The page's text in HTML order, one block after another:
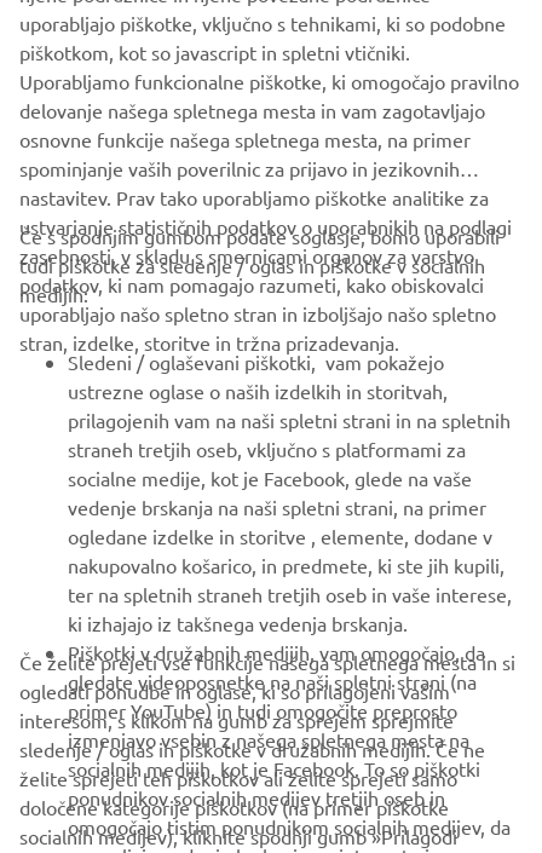
1 13
URADNA SPLETNA STRAN CAPELLI
PODJETJA
ZA PODJETJA
VEČ YAMAHA
PODPORA
GLASILO
Med prvimi prejmite novice o najnovejših ponudbah, posebnih
dogodkih, novih izdajah in še veliko več
NAROČI SE
Preberite našo Politiko zasebnosti, da izveste, kako obdelujemo
vaše osebne podatke: Pravilnik o Zasebnosti
uporabljajo piškotke, vključno s tehnikami, ki so podobne
piškotkom, kot so javascript in spletni vtičniki.
Uporabljamo funkcionalne piškotke, ki omogočajo pravilno
delovanje našega spletnega mesta in vam zagotavljajo
osnovne funkcije našega spletnega mesta, na primer
spominjanje vaših poverilnic za prijavo in jezikovnih
nastavitev. Prav tako uporabljamo piškotke analitike za
ustvarjanje statističnih podatkov o uporabnikih na podlagi
zasebnosti, v skladu s smernicami organov za varstvo
podatkov, ki nam pomagajo razumeti, kako obiskovalci
uporabljajo našo spletno stran in izboljšajo našo spletno
stran, izdelke, storitve in tržna prizadevanja.
Če s spodnjim gumbom podate soglasje, bomo uporabili
tudi piškotke za sledenje / oglas in piškotke v socialnih
medijih:
Sledeni / oglaševani piškotki, vam pokažejo
ustrezne oglase o naših izdelkih in storitvah,
prilagojenih vam na naši spletni strani in na spletnih
straneh tretjih oseb, vključno s platformami za
socialne medije, kot je Facebook, glede na vaše
vedenje brskanja na naši spletni strani, na primer
ogledane izdelke in storitve , elemente, dodane v
nakupovalno košarico, in predmete, ki ste jih kupili,
ter na spletnih straneh tretjih oseb in vaše interese,
ki izhajajo iz takšnega vedenja brskanja.
Piškotki v družabnih medijih, vam omogočajo, da
gledate videoposnetke na naši spletni strani (na
primer YouTube) in tudi omogočite preprosto
izmenjavo vsebin z našega spletnega mesta na
socialnih medijih, kot je Facebook. To so piškotki
ponudnikov socialnih medijev tretjih oseb in
omogočajo tistim ponudnikom socialnih medijev, da
spremljajo vedenje brskanja po internetu in ga
Če želite prejeti vse funkcije našega spletnega mesta in si
ogledati ponudbe in oglase, ki so prilagojeni vašim
interesom, s klikom na gumb za sprejem sprejmite
sledenje / oglas in piškotke v družabnih medijih. Če ne
želite sprejeti teh piškotkov ali želite sprejeti samo
določene kategorije piškotkov (na primer piškotke
socialnih medijev), kliknite spodnji gumb »Prilagodi